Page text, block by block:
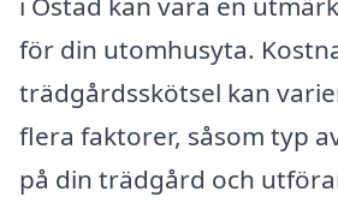
för din utomhusyta.
trädgårdsskötsel kan
flera faktorer, såsom typ
på din trädgård och